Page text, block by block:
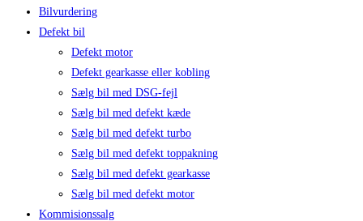
Bilvurdering
Defekt bil
Defekt motor
Defekt gearkasse eller kobling
Sælg bil med DSG-fejl
Sælg bil med defekt kæde
Sælg bil med defekt turbo
Sælg bil med defekt toppakning
Sælg bil med defekt gearkasse
Sælg bil med defekt motor
Kommisionssalg